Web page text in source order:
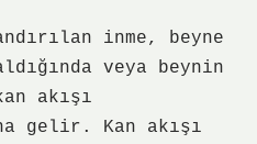
inme, beyne
veya beynin
akışı
gelir. Kan akışı